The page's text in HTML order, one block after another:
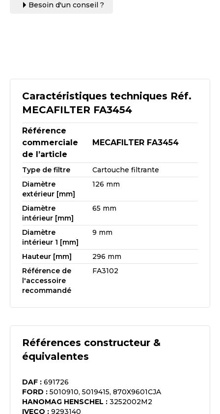
Caractéristiques techniques Réf.
MECAFILTER FA3454
Référence
commerciale
de l’article
MECAFILTER FA3454
Type de filtre
Cartouche filtrante
Diamètre
extérieur [mm]
126 mm
Diamètre
intérieur [mm]
65 mm
Diamètre
intérieur 1 [mm]
9 mm
Hauteur [mm]
296 mm
Référence de
l'accessoire
recommandé
FA3102
Références constructeur &
équivalentes
DAF : 691726
FORD : 5010910, 5019415, 870X9601CJA
HANOMAG HENSCHEL : 3252002M2
IVECO : 9293140
Besoin d'un conseil ?